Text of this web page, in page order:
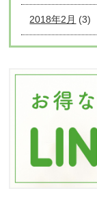
2018年2月 (3)